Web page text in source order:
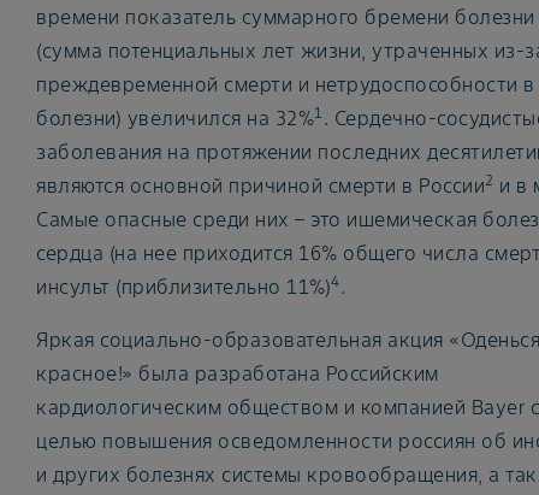
времени показатель суммарного бремени болезни
(сумма потенциальных лет жизни, утраченных из-
преждевременной смерти и нетрудоспособности в
болезни) увеличился на 32%1 . Сердечно-
заболевания на протяжении последних
являются основной причиной смерти в России2 и в
Самые опасные среди них – это ишемическая
сердца (на нее приходится 16% общего числа
инсульт (приблизительно 11%)4.
Яркая социально-образовательная акция
красное!» была разработана Российским
кардиологическим обществом и компанией Bayer с
целью повышения осведомленности россиян об
и других болезнях системы кровообращения, а